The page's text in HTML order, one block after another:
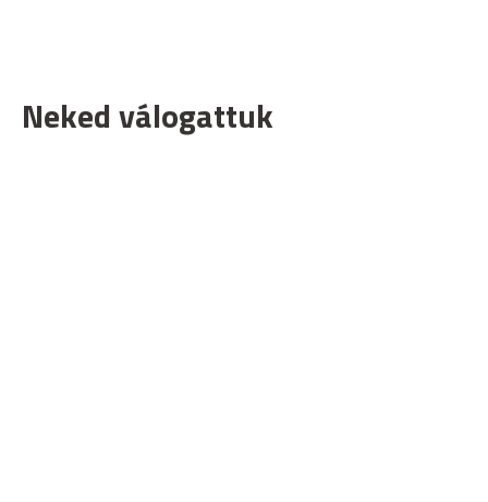
Neked válogattuk